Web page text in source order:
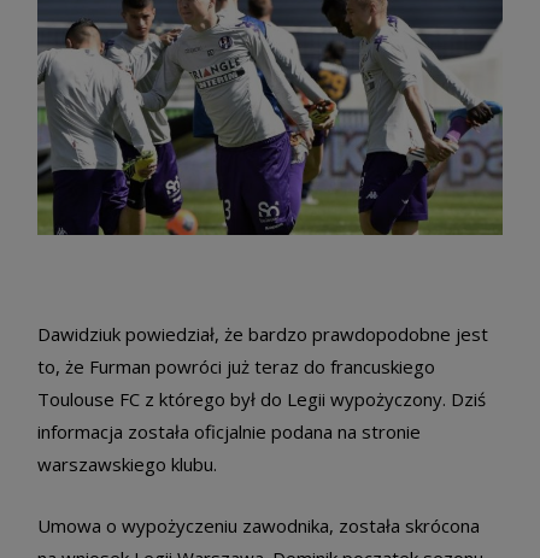
Dawidziuk powiedział, że bardzo prawdopodobne jest
to, że Furman powróci już teraz do francuskiego
Toulouse FC z którego był do Legii wypożyczony. Dziś
informacja została oficjalnie podana na stronie
warszawskiego klubu.
Umowa o wypożyczeniu zawodnika, została skrócona